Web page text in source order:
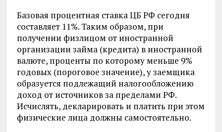
Базовая процентная ставка ЦБ РФ сегодня
составляет 11%. Таким образом, при
получении физлицом от иностранной
организации займа (кредита) в иностранной
валюте, проценты по которому меньше 9%
годовых (пороговое значение), у заемщика
образуется подлежащий налогообложению
доход от источников за пределами РФ.
Исчислять, декларировать и платить при этом
физические лица должны самостоятельно.